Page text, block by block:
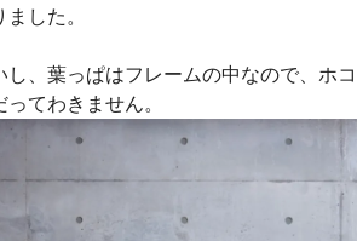
した。
し、葉っぱはフレームの中なので、ホコ
てわきません。